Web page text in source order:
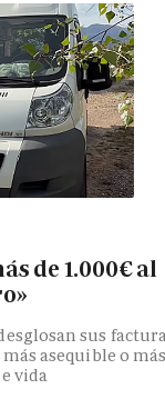
de 1.000€ al
sus
asequible o
vida